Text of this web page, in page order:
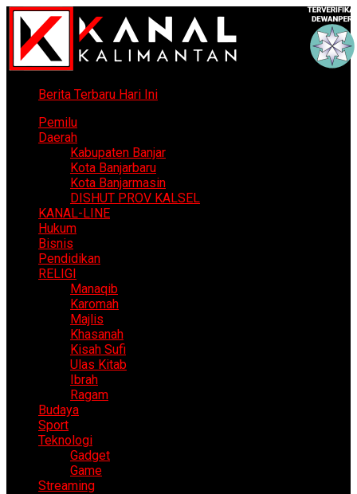
Berita Terbaru Hari Ini
Pemilu
Daerah
Kabupaten Banjar
Kota Banjarbaru
Kota Banjarmasin
DISHUT PROV KALSEL
KANAL-LINE
Hukum
Bisnis
Pendidikan
RELIGI
Manaqib
Karomah
Majlis
Khasanah
Kisah Sufi
Ulas Kitab
Ibrah
Ragam
Budaya
Sport
Teknologi
Gadget
Game
Streaming